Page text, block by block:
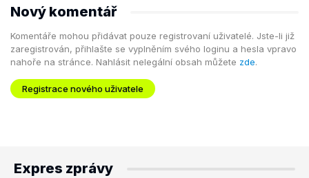
Nový komentář
Komentáře mohou přidávat pouze registrovaní uživatelé. Jste-li již
zaregistrován, přihlašte se vyplněním svého loginu a hesla vpravo
nahoře na stránce. Nahlásit nelegální obsah můžete zde.
Registrace nového uživatele
Expres zprávy